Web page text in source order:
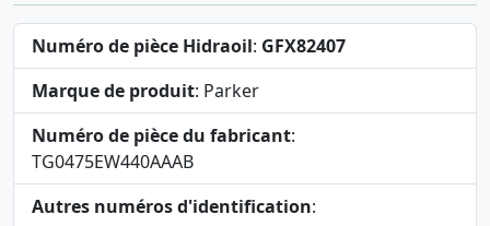
Numéro de pièce Hidraoil: GFX82407
Marque de produit: Parker
Numéro de pièce du fabricant:
TG0475EW440AAAB
Autres numéros d'identification: